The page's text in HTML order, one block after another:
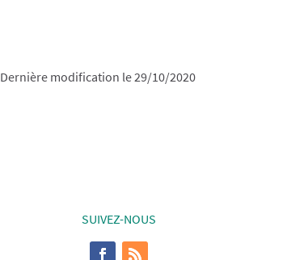
Dernière modification le 29/10/2020
SUIVEZ-NOUS